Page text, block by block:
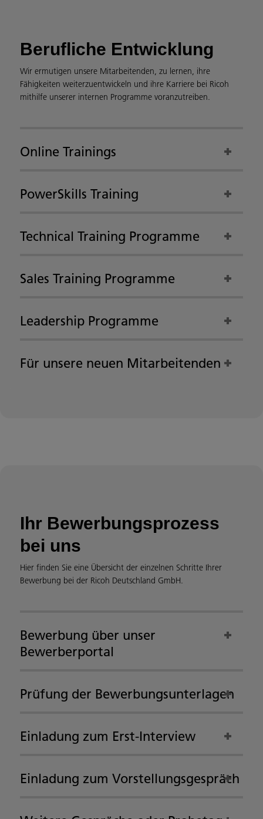
Berufliche Entwicklung
Wir ermutigen unsere Mitarbeitenden, zu lernen, ihre
Fähigkeiten weiterzuentwickeln und ihre Karriere bei Ricoh
mithilfe unserer internen Programme voranzutreiben.
Online Trainings
PowerSkills Training
Technical Training Programme
Sales Training Programme
Leadership Programme
Für unsere neuen Mitarbeitenden
Ihr Bewerbungsprozess
bei uns
Hier finden Sie eine Übersicht der einzelnen Schritte Ihrer
Bewerbung bei der Ricoh Deutschland GmbH.
Bewerbung über unser
Bewerberportal
Prüfung der Bewerbungsunterlagen
Einladung zum Erst-Interview
Einladung zum Vorstellungsgespräch